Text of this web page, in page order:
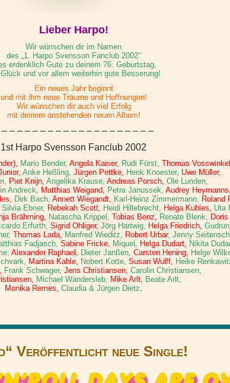
Lieber Harpo!
Wir wünschen dir im Namen
des „1. Harpo Svensson Fanclub 2002“
erdenklich Gute zu deinem 76. Geburtstag,
und vor allem weiterhin gute Besserung!
Ein neues Jahr beginnt
und mit ihm neue Träume und Hoffnungen!
Wir wünschen dir auch viel Erfolg
mit deinem anstehenden neuen Album!
– – – – – – – – – – – – – – – – – – –
1st Harpo Svensson Fanclub 2002
Mario Bender, Angela Kaiser, Rudi Fürst, Thomas
Anke Heßling, Jürgen Pettke, Henk Knoester, Uwe Müller,
Piet Knijn, Angelika Krause, Andreas Porsch, Ole Lunden,
Andreck, Matthias Weigand, Petra Janussek, Audrey Heymanns,
Dirk Bach, Annett Wiegandt, Karl-Heinz Zimmermann, Roland
Ebner, Rebekah Scott, Heidi Hillebrecht, Helga Kuhles, Uta
Brähming, Natascha Krippel, Tobias Benz, Renate Blenk,
Erfurth, Sigrid Ohliger, Jörg Hartwig, Helga Friedrich,
Thomas Lada, Manfred Wieditz, Robert Urbar, Jenny
Fadjasch, Sabine Fricke, Miquel, Helga Dudart, Nikita
Alexander Raphael, Dieter Janßen, Carsten Hening, Helge
Martina Kahle, Nobert Kotte, Susan Wulff, Heike
Frank Schwager, Jens Christiansen, Carolin Christiansen,
Michael Wandersleb, Mike Arlt, Beate Arlt,
Monika Remes, Claudia & Jürgen Dietz,
Veröffentlicht neue Single!